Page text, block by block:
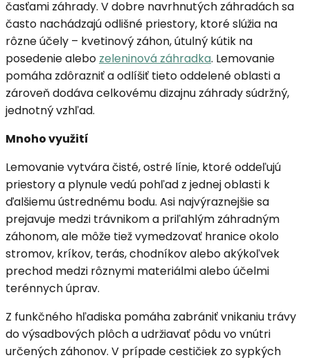
časťami záhrady. V dobre navrhnutých záhradách sa
často nachádzajú odlišné priestory, ktoré slúžia na
rôzne účely – kvetinový záhon, útulný kútik na
posedenie alebo zeleninová záhradka. Lemovanie
pomáha zdôrazniť a odlíšiť tieto oddelené oblasti a
zároveň dodáva celkovému dizajnu záhrady súdržný,
jednotný vzhľad.
Mnoho využití
Lemovanie vytvára čisté, ostré línie, ktoré oddeľujú
priestory a plynule vedú pohľad z jednej oblasti k
ďalšiemu ústrednému bodu. Asi najvýraznejšie sa
prejavuje medzi trávnikom a priľahlým záhradným
záhonom, ale môže tiež vymedzovať hranice okolo
stromov, kríkov, terás, chodníkov alebo akýkoľvek
prechod medzi rôznymi materiálmi alebo účelmi
terénnych úprav.
Z funkčného hľadiska pomáha zabrániť vnikaniu trávy
do výsadbových plôch a udržiavať pôdu vo vnútri
určených záhonov. V prípade cestičiek zo sypkých